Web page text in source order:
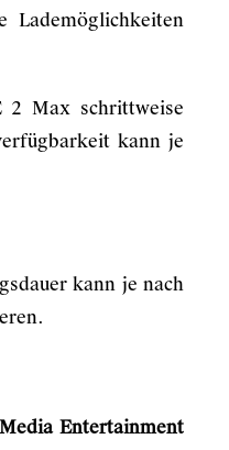
Lademöglichkeiten
2 Max schrittweise
kann je
kann je nach
Entertainment